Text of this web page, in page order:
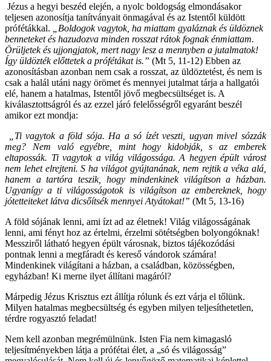
Jézus a hegyi beszéd elején, a nyolc boldogság elmondásakor
teljesen azonosítja tanítványait önmagával és az Istentől küldött
prófétákkal.
„Boldogok vagytok, ha miattam gyaláznak és üldöznek
benneteket és hazudozva minden rosszat rátok fognak énmiattam.
Örüljetek és ujjongjatok, mert nagy lesz a mennyben a jutalmatok!
Így üldözték előttetek a prófétákat is.” (Mt 5, 11-12) Ebben az
azonosításban azonban nem csak a rosszat, az üldöztetést, és nem is
csak a halál utáni nagy örömet és mennyei jutalmat tárja a hallgatói
elé, hanem a hatalmas, Istentől jövő megbecsültséget is. A
kiválasztottságról és az ezzel járó felelősségről egyaránt beszél
amikor ezt mondja:
„Ti vagytok a föld sója. Ha a só ízét veszti, ugyan mivel sózzák
meg? Nem való egyébre, mint hogy kidobják, s az emberek
eltapossák. Ti vagytok a világ világossága. A hegyen épült várost
nem lehet elrejteni. S ha világot gyújtanának, nem rejtik a véka alá,
hanem a tartóra teszik, hogy mindenkinek világítson a házban.
Ugyanígy a ti világosságotok is világítson az embereknek, hogy
jótetteiteket látva dicsőítsék mennyei Atyátokat!” (Mt 5, 13-16)
A föld sójának lenni, ami ízt ad az életnek! Világ világosságának
lenni, ami fényt hoz az értelmi, érzelmi sötétségben bolyongóknak!
Messziről látható hegyen épült városnak, biztos tájékozódási
pontnak lenni a megfáradt és kereső vándorok számára!
Mindenkinek világítani a házban, a családban, közösségben,
egyházban! Ki merne ilyet állítani magáról?
Márpedig Jézus Krisztus ezt állítja rólunk és ezt várja el tőlünk.
Milyen hatalmas megbecsültség és egyben milyen teljesíthetetlen,
térdre rogyasztó feladat!
Nem kell azonban megrémülnünk. Isten Fia nem kimagasló
teljesítményekben látja a prófétai élet, a „só és világosság”